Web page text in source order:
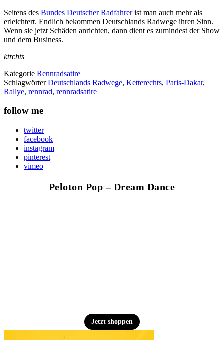
Seitens des Bundes Deutscher Radfahrerist man auch mehr als
erleichtert. Endlich bekommen Deutschlands Radwege ihren Sinn.
Wenn sie jetzt Schäden anrichten, dann dient es zumindest der Show
und dem Business.
ktrchts
Kategorie Rennradsatire
SchlagwörterDeutschlands Radwege, Ketterechts, Paris-Dakar,
Rallye, rennrad, rennradsatire
follow me
twitter
facebook
instagram
pinterest
vimeo
Peloton Pop – Dream Dance
Jetzt shoppen